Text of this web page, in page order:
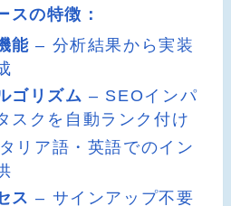
スの特徴：
能 – 分析結果から実装
ゴリズム – SEOインパ
スクを自動ランク付け
リア語・英語でのイン
ス – サインアップ不要